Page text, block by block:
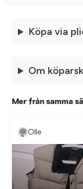
Köpa via
Om
Mer från samma
Olle